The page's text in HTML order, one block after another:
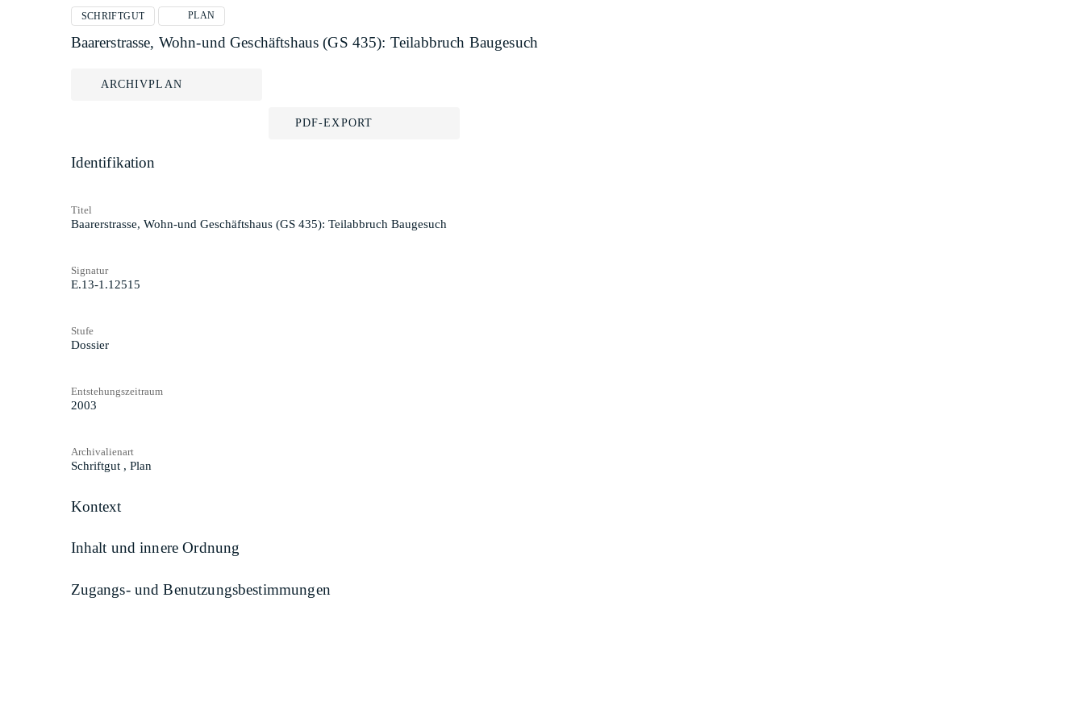
SCHRIFTGUT PLAN
Baarerstrasse, Wohn-und Geschäftshaus (GS 435): Teilabbruch Baugesuch
ARCHIVPLAN
PDF-EXPORT
Identifikation
Titel
Baarerstrasse, Wohn-und Geschäftshaus (GS 435): Teilabbruch Baugesuch
Signatur
E.13-1.12515
Stufe
Dossier
Entstehungszeitraum
2003
Archivalienart
Schriftgut , Plan
Kontext
Inhalt und innere Ordnung
Zugangs- und Benutzungsbestimmungen